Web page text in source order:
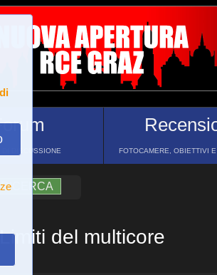
DI DISCUSSIONE FOTOCAMERE, OBIETTIVI
RICERCA
Limiti del multicore